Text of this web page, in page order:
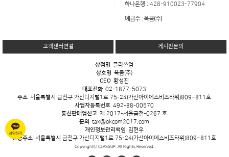
하나은행 : 428-910023-77904
예금주 : 옥콤(주)
고객센터연결 게시판문의
상점명 클라쓰업
상호명 옥콤(주)
CEO 황성진
대표전화 02-1877-5073
주소 서울특별시 금천구 가산디지털1로 75-24(가산아이에스비즈타워)809~811호
사업자등록번호 492-88-00570
통신판매업신고 제 2017-서울금천-0267 호
문의 tax@okcom2017.com
개인정보관리책임 김현우
반송주소 서울특별시 금천구 가산디지털1로 75-24(가산아이에스비즈타워)809~811호
Copyrightⓒ CLASSUP. All Rights Reserved.